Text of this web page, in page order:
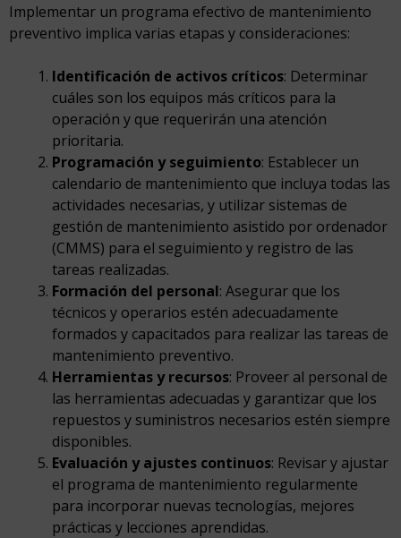
Implementar un programa efectivo de mantenimiento
preventivo implica varias etapas y consideraciones:
Identificación de activos críticos: Determinar
cuáles son los equipos más críticos para la
operación y que requerirán una atención
prioritaria.
Programación y seguimiento: Establecer un
calendario de mantenimiento que incluya todas las
actividades necesarias, y utilizar sistemas de
gestión de mantenimiento asistido por ordenador
(CMMS) para el seguimiento y registro de las
tareas realizadas.
Formación del personal: Asegurar que los
técnicos y operarios estén adecuadamente
formados y capacitados para realizar las tareas de
mantenimiento preventivo.
Herramientas y recursos: Proveer al personal de
las herramientas adecuadas y garantizar que los
repuestos y suministros necesarios estén siempre
disponibles.
Evaluación y ajustes continuos: Revisar y ajustar
el programa de mantenimiento regularmente
para incorporar nuevas tecnologías, mejores
prácticas y lecciones aprendidas.